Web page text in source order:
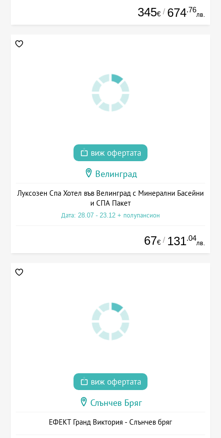
345€ / 674.76
лв.
виж офертата
Велинград
Луксозен Спа Хотел във Велинград с Минерални Басейни
и СПА Пакет
Дата: 28.07 - 23.12 + полупансион
67€ / 131.04
лв.
виж офертата
Слънчев Бряг
ЕФЕКТ Гранд Виктория - Слънчев бряг